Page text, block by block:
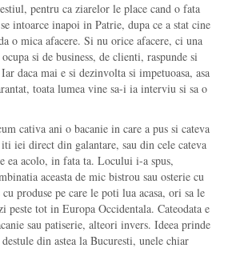
pentru ca ziarelor le place cand o fata
intoarce inapoi in Patrie, dupa ce a stat cine
o mica afacere. Si nu orice afacere, ci una
si de business, de clienti, raspunde si
daca mai e si dezinvolta si impetuoasa, asa
toata lumea vine sa-i ia interviu si sa o
cativa ani o bacanie in care a pus si cateva
iti iei direct din galantare, sau din cele cateva
ea acolo, in fata ta. Locului i-a spus,
aceasta de mic bistrou sau osterie cu
produse pe care le poti lua acasa, ori sa le
peste tot in Europa Occidentala. Cateodata e
sau patiserie, alteori invers. Ideea prinde
din astea la Bucuresti, unele chiar